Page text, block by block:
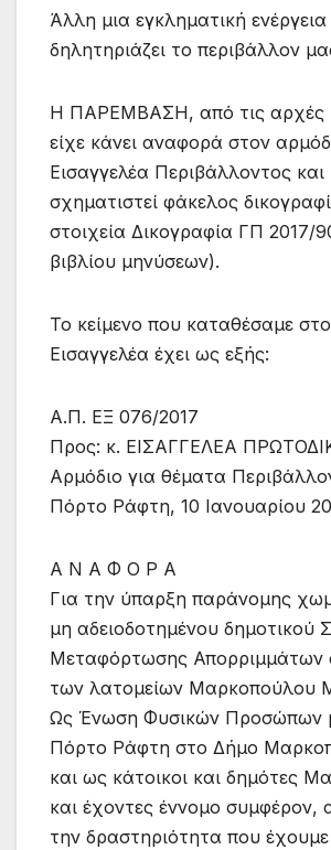
Άλλη μια εγκληματική
δηλητηριάζει το περιβάλλον
Η ΠΑΡΕΜΒΑΣΗ, από τις αρχές
είχε κάνει αναφορά στον
Εισαγγελέα Περιβάλλοντος και
σχηματιστεί φάκελος
στοιχεία Δικογραφία ΓΠ 2017/
βιβλίου μηνύσεων).
Το κείμενο που καταθέσαμε
Εισαγγελέα έχει ως εξής:
A.Π. ΕΞ 076/2017
Προς: κ. ΕΙΣΑΓΓΕΛΕΑ
Αρμόδιο για θέματα
Πόρτο Ράφτη, 10 Ιανουαρίου
Α Ν Α Φ Ο Ρ Α
Για την ύπαρξη παράνομης
μη αδειοδοτημένου δημοτικού
Μεταφόρτωσης Απορριμμάτων
των λατομείων Μαρκοπούλου
Ως Ένωση Φυσικών Προσώπων
Πόρτο Ράφτη στο Δήμο
και ως κάτοικοι και δημότες
και έχοντες έννομο συμφέρον,
την δραστηριότητα που έχουμε